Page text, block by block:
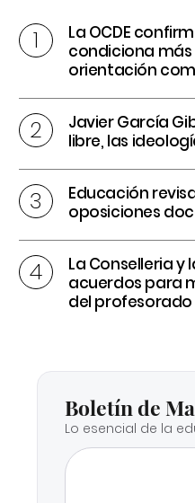
La OCDE
condiciona más
orientación
Javier García
libre, las
Educación
oposiciones
La Conselleria
acuerdos para
del profesorado
Boletín de
Lo esencial de la